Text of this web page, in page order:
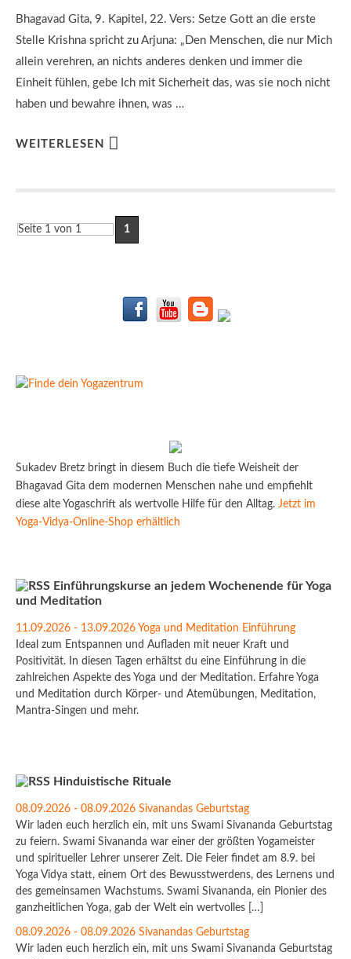
Bhagavad Gita, 9. Kapitel, 22. Vers: Setze Gott an die erste
Stelle Krishna spricht zu Arjuna: „Den Menschen, die nur Mich
allein verehren, an nichts anderes denken und immer die
Einheit fühlen, gebe Ich mit Sicherheit das, was sie noch nicht
haben und bewahre ihnen, was …
WEITERLESEN
Seite 1 von 1 1
Sukadev Bretz bringt in diesem Buch die tiefe Weisheit der
Bhagavad Gita dem modernen Menschen nahe und empfiehlt
diese alte Yogaschrift als wertvolle Hilfe für den Alltag. Jetzt im
Yoga-Vidya-Online-Shop erhältlich
Einführungskurse an jedem Wochenende für Yoga
und Meditation
11.09.2026 - 13.09.2026 Yoga und Meditation Einführung
Ideal zum Entspannen und Aufladen mit neuer Kraft und
Positivität. In diesen Tagen erhältst du eine Einführung in die
zahlreichen Aspekte des Yoga und der Meditation. Erfahre Yoga
und Meditation durch Körper- und Atemübungen, Meditation,
Mantra-Singen und mehr.
Hinduistische Rituale
08.09.2026 - 08.09.2026 Sivanandas Geburtstag
Wir laden euch herzlich ein, mit uns Swami Sivananda Geburtstag
zu feiern. Swami Sivananda war einer der größten Yogameister
und spiritueller Lehrer unserer Zeit. Die Feier findet am 8.9. bei
Yoga Vidya statt, einem Ort des Bewusstwerdens, des Lernens und
des gemeinsamen Wachstums. Swami Sivananda, ein Pionier des
ganzheitlichen Yoga, gab der Welt ein wertvolles […]
08.09.2026 - 08.09.2026 Sivanandas Geburtstag
Wir laden euch herzlich ein, mit uns Swami Sivananda Geburtstag